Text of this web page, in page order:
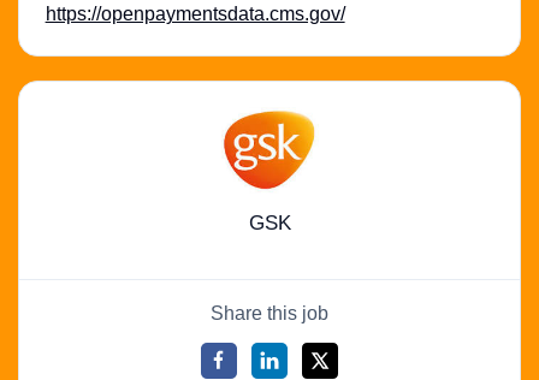
https://openpaymentsdata.cms.gov/
GSK
Share this job